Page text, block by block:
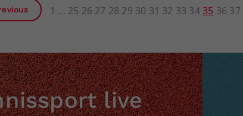
1 25 26 27 28 29 30 31 32 33 34 35 36 37
live